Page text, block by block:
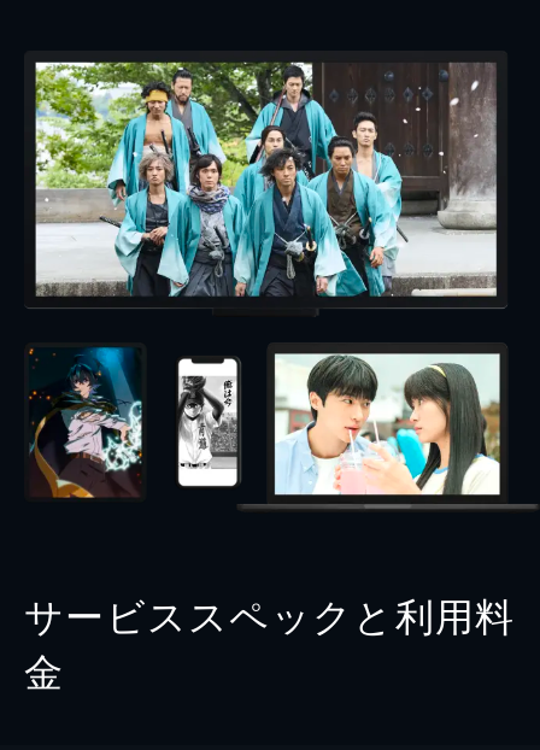
サービススペックと利用料
金